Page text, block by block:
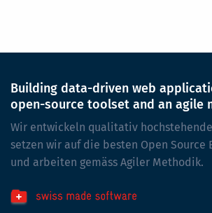
Building data-driven web
open-source toolset and an agile
Wir entwickeln qualitativ
setzen wir auf die besten Open Source
und arbeiten gemäss Agiler Methodik.